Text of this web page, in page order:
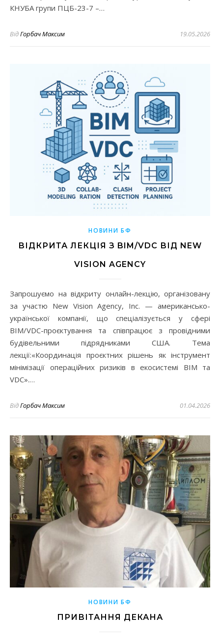
КНУБА групи ПЦБ-23-7 –…
ВідГорбач Максим 19.05.2026
НОВИНИ БФ
ВІДКРИТА ЛЕКЦІЯ З BIM/VDC ВІД NEW
VISION AGENCY
Запрошуємо на відкриту онлайн-лекцію, організовану
за участю New Vision Agency, Inc. — американсько-
української компанії, що спеціалізується у сфері
BIM/VDC-проєктування та співпрацює з провідними
будівельними підрядниками США. Тема
лекції:«Координація проєктних рішень як інструмент
мінімізації операційних ризиків в екосистемі BIM та
VDC».…
ВідГорбач Максим 01.04.2026
НОВИНИ БФ
ПРИВІТАННЯ ДЕКАНА